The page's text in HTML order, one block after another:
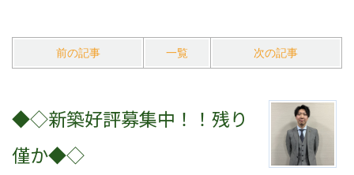
前の記事 一覧 次の記事
◆◇新築好評募集中！！残り
僅か◆◇